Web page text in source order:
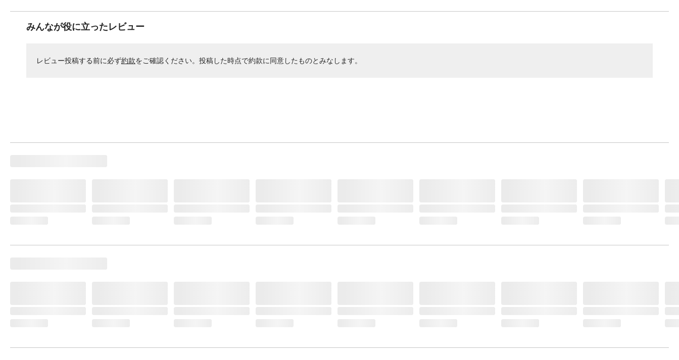
みんなが役に立ったレビュー
レビュー投稿する前に必ず約款をご確認ください。投稿した時点で約款に同意したものとみなします。